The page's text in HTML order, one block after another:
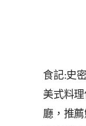
食記:史
美式料
廳，推